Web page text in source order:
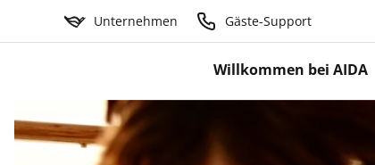
Unternehmen Gäste-Support
Willkommen bei AIDA